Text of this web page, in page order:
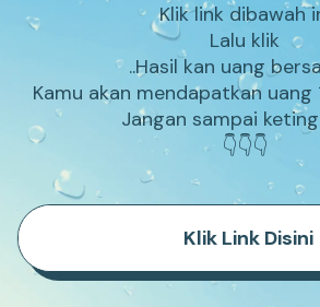
Klik link dibawah
Lalu klik
..Hasil kan uang
Kamu akan mendapatkan
Jangan sampai
👇👇👇
Klik Link Disini